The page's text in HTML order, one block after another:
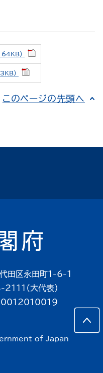
）
）
このページの先頭へ
田区永田町1-6-1
（大代表）
of Japan